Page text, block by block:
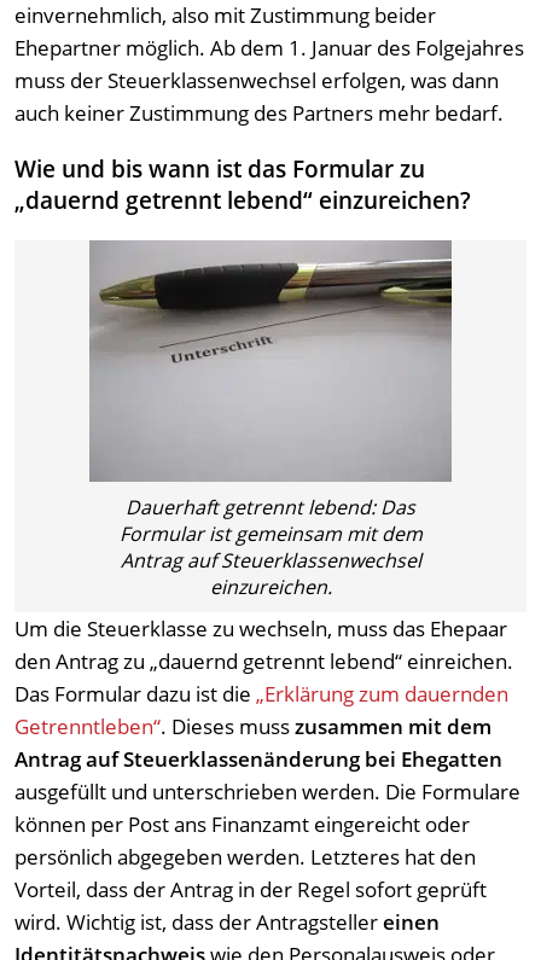
einvernehmlich, also mit Zustimmung beider
Ehepartner möglich. Ab dem 1. Januar des Folgejahres
muss der Steuerklassenwechsel erfolgen, was dann
auch keiner Zustimmung des Partners mehr bedarf.
Wie und bis wann ist das Formular zu
„dauernd getrennt lebend“ einzureichen?
Dauerhaft getrennt lebend: Das
Formular ist gemeinsam mit dem
Antrag auf Steuerklassenwechsel
einzureichen.
Um die Steuerklasse zu wechseln, muss das Ehepaar
den Antrag zu „dauernd getrennt lebend“ einreichen.
Das Formular dazu ist die „Erklärung zum dauernden
Getrenntleben“. Dieses musszusammen mit dem
Antrag auf Steuerklassenänderung bei Ehegatten
ausgefüllt und unterschrieben werden. Die Formulare
können per Post ans Finanzamt eingereicht oder
persönlich abgegeben werden. Letzteres hat den
Vorteil, dass der Antrag in der Regel sofort geprüft
wird. Wichtig ist, dass der Antragstellereinen